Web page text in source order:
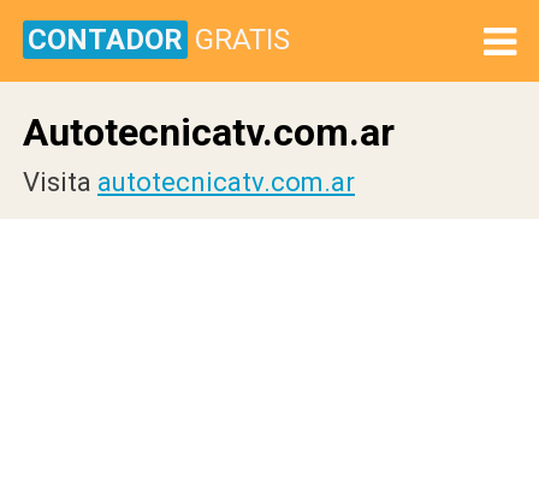
CONTADOR GRATIS
Autotecnicatv.com.ar
Visita autotecnicatv.com.ar